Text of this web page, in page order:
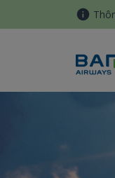
Truy cập nội dung
Đấu giá